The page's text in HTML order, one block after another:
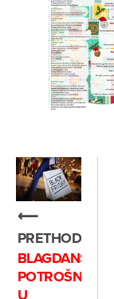
⟵
PRETHODNO
BLAGDANSKA
POTROŠNJA
U